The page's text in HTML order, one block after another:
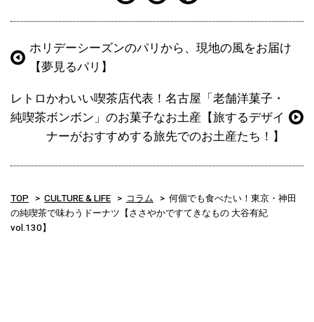
ホリデーシーズンのパリから、現地の風をお届け
【夢見るパリ】
レトロかわいい喫茶店代表！名古屋「老舗洋菓子・
純喫茶ボンボン」のお菓子なお土産【旅するデザイ
ナーがおすすめする旅先でのお土産たち！】
TOP CULTURE & LIFE コラム
何個でも食べたい！東京・神田
の純喫茶で味わうドーナツ【ささやかですてきなもの 大谷有紀
vol.130】